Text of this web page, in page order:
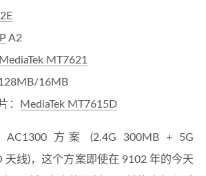
A2
MediaTek MT7621
16MB
：
MediaTek MT7615D
方案 (2.4G 300MB + 5G
线)，这个方案即使在 9102 年的今天